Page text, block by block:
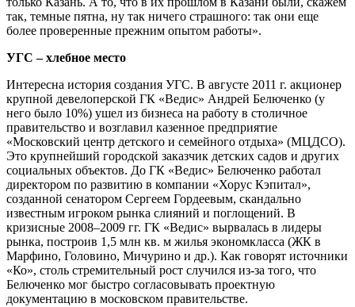
так, темные пятна, ну так ничего страшного: так они еще
более проверенные прежним опытом работы».
УГС – хлебное место
Интересна история создания УГС. В августе 2011 г. акционер
крупной девелоперской ГК «Ведис» Андрей Белюченко (у
него было 10%) ушел из бизнеса на работу в столичное
правительство и возглавил казенное предприятие
«Московский центр детского и семейного отдыха» (МЦДСО).
Это крупнейший городской заказчик детских садов и других
социальных объектов. До ГК «Ведис» Белюченко работал
директором по развитию в компании «Хорус Кэпитал»,
созданной сенатором Сергеем Гордеевым, скандально
известным игроком рынка слияний и поглощений. В
кризисные 2008–2009 гг. ГК «Ведис» вырвалась в лидеры
рынка, построив 1,5 млн кв. м жилья экономкласса (ЖК в
Марфино, Головино, Мичурино и др.). Как говорят источники
«Ко», столь стремительный рост случился из-за того, что
Белюченко мог быстро согласовывать проектную
документацию в московском правительстве.